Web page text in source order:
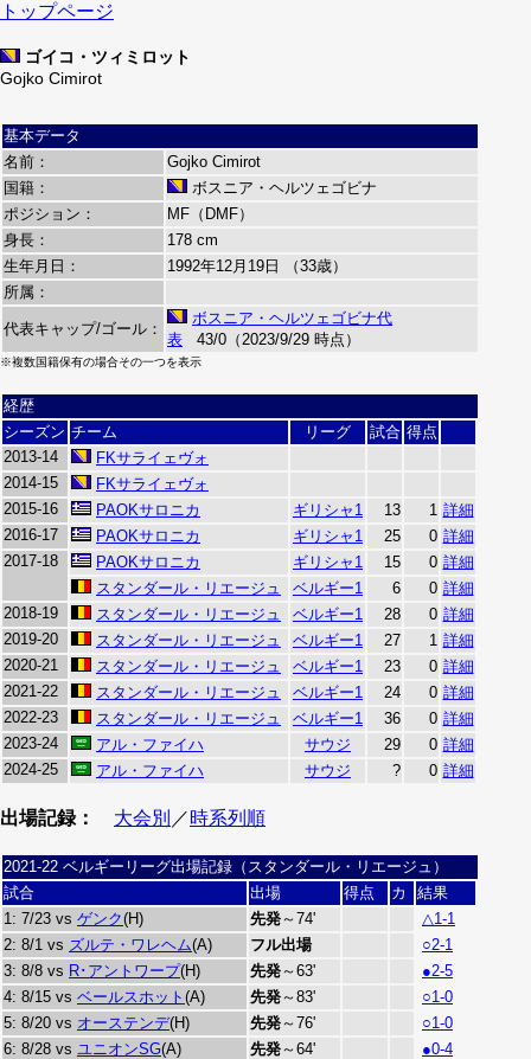
トップページ
ゴイコ・ツィミロット
Gojko Cimirot
基本データ
名前：
Gojko Cimirot
国籍：
ボスニア・ヘルツェゴビナ
ポジション：
MF（DMF）
身長：
178 cm
生年月日：
1992年12月19日 （33歳）
所属：
代表キャップ/ゴール：
ボスニア・ヘルツェゴビナ代
表 43/0（2023/9/29 時点）
※複数国籍保有の場合その一つを表示
経歴
シーズン チーム リーグ 試合 得点
2013-14
FKサライェヴォ
2014-15
FKサライェヴォ
2015-16
PAOKサロニカ ギリシャ1 13 1 詳細
2016-17
PAOKサロニカ ギリシャ1 25 0 詳細
2017-18
PAOKサロニカ ギリシャ1 15 0 詳細
スタンダール・リエージュ
ベルギー1 6 0 詳細
2018-19
スタンダール・リエージュ ベルギー1 28 0 詳細
2019-20
スタンダール・リエージュ ベルギー1 27 1 詳細
2020-21
スタンダール・リエージュ ベルギー1 23 0 詳細
2021-22
スタンダール・リエージュ ベルギー1 24 0 詳細
2022-23
スタンダール・リエージュ ベルギー1 36 0 詳細
2023-24
アル・ファイハ サウジ 29 0 詳細
2024-25
アル・ファイハ サウジ ? 0 詳細
出場記録： 大会別 ／時系列順
2021-22 ベルギーリーグ出場記録（スタンダール・リエージュ）
試合
出場 得点 カ
結果
1: 7/23 vs ゲンク(H) 先発～74'
△1-1
2: 8/1 vs ズルテ・ワレヘム(A) フル出場
○2-1
3: 8/8 vs R･アントワープ(H) 先発～63'
●2-5
4: 8/15 vs ベールスホット (A) 先発～83'
○1-0
5: 8/20 vs オーステンデ(H) 先発～76'
○1-0
6: 8/28 vs ユニオンSG(A) 先発～64'
●0-4